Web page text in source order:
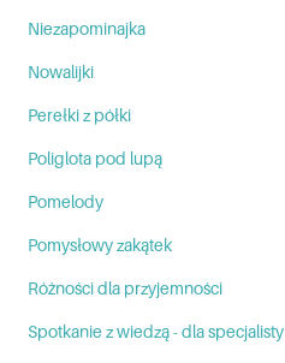
Niezapominajka
Nowalijki
Perełki z półki
Poliglota pod lupą
Pomelody
Pomysłowy zakątek
Różności dla przyjemności
Spotkanie z wiedzą - dla specjalisty